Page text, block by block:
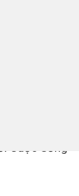
Cuộc Sống